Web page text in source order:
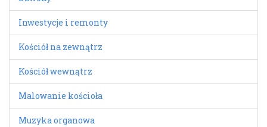
Inwestycje i remonty
Kościół na zewnątrz
Kościół wewnątrz
Malowanie kościoła
Muzyka organowa